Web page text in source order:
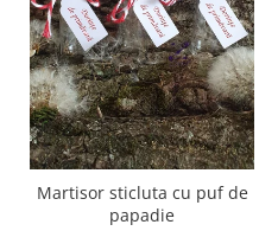
Martisor sticluta cu puf de
papadie